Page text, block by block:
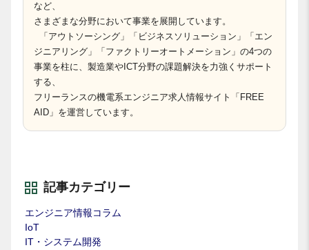
など、
さまざまな分野において事業を展開しています。
「アウトソーシング」「ビジネスソリューション」「エン
ジニアリング」「ファクトリーオートメーション」の4つの
事業を柱に、製造業やICT分野の課題解決を力強くサポート
する、
フリーランスの機電系エンジニア求人情報サイト「FREE
AID」を運営しています。
記事カテゴリー
エンジニア情報コラム
IoT
IT・システム開発